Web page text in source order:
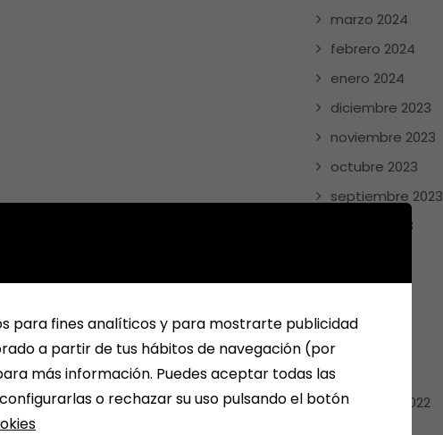
marzo 2024
febrero 2024
enero 2024
diciembre 2023
noviembre 2023
octubre 2023
septiembre 2023
agosto 2023
junio 2023
mayo 2023
abril 2023
enero 2023
diciembre 2022
para fines analíticos y para mostrarte publicidad
a partir de tus hábitos de navegación (por
más información. Puedes aceptar todas las
o rechazar su uso pulsando el botón